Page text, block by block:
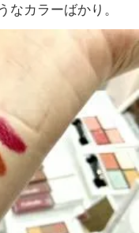
なカラーばかり。